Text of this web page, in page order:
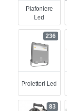
Plafoniere
Led
Proiettori Led
236
83